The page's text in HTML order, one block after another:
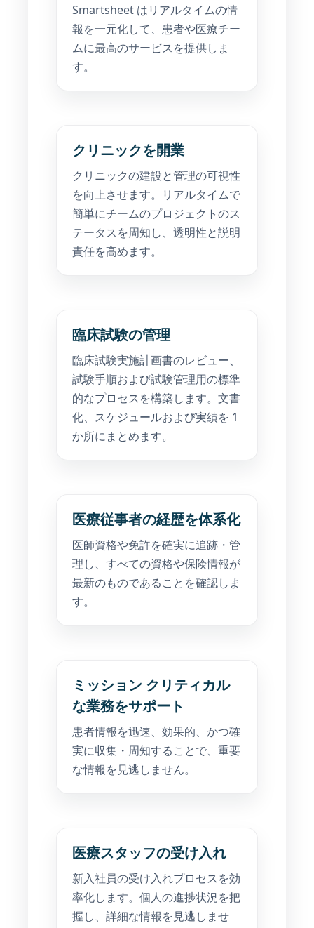
Smartsheet はリアルタイムの情
報を一元化して、患者や医療チー
ムに最高のサービスを提供しま
す。
クリニックを開業
クリニックの建設と管理の可視性
を向上させます。リアルタイムで
簡単にチームのプロジェクトのス
テータスを周知し、透明性と説明
責任を高めます。
臨床試験の管理
臨床試験実施計画書のレビュー、
試験手順および試験管理用の標準
的なプロセスを構築します。文書
化、スケジュールおよび実績を 1
か所にまとめます。
医療従事者の経歴を体系化
医師資格や免許を確実に追跡・管
理し、すべての資格や保険情報が
最新のものであることを確認しま
す。
ミッション クリティカル
な業務をサポート
患者情報を迅速、効果的、かつ確
実に収集・周知することで、重要
な情報を見逃しません。
医療スタッフの受け入れ
新入社員の受け入れプロセスを効
率化します。個人の進捗状況を把
握し、詳細な情報を見逃しませ